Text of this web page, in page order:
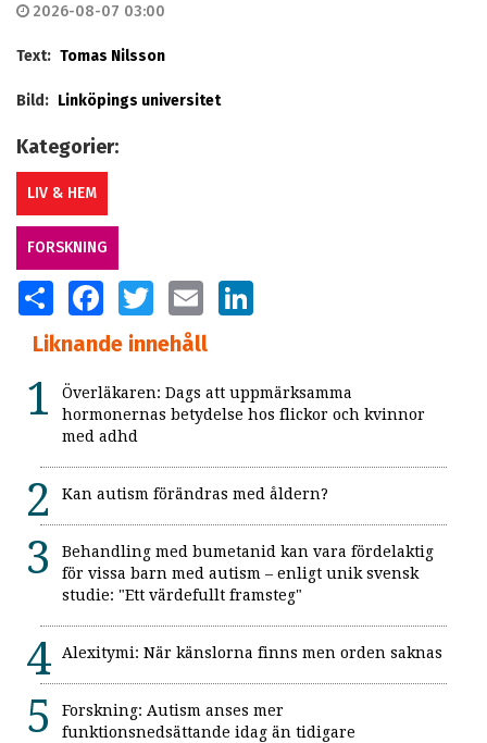
2026-08-07 03:00
Text: Tomas Nilsson
Bild: Linköpings universitet
Kategorier:
LIV & HEM
FORSKNING
SHARE FACEBOOKTWITTER EMAIL
Liknande innehåll
Överläkaren: Dags att uppmärksamma
hormonernas betydelse hos flickor och kvinnor
med adhd
Kan autism förändras med åldern?
Behandling med bumetanid kan vara fördelaktig
för vissa barn med autism – enligt unik svensk
studie: "Ett värdefullt framsteg"
Alexitymi: När känslorna finns men orden saknas
Forskning: Autism anses mer
funktionsnedsättande idag än tidigare